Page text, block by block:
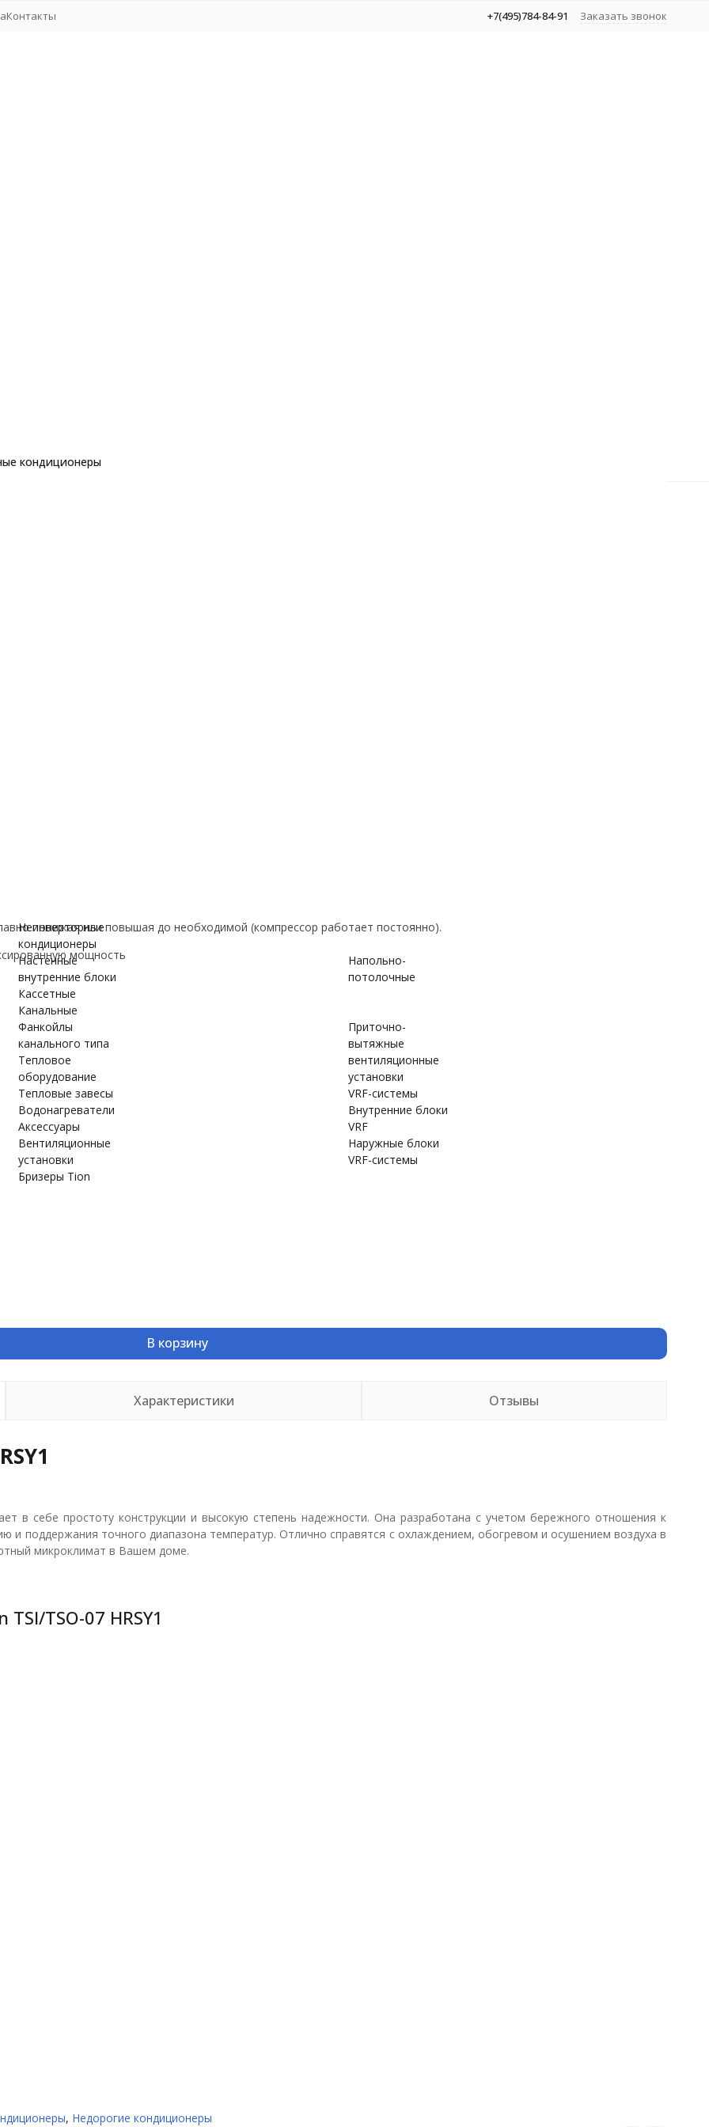
Контакты +7(495)784-84-91 Заказать звонок
кондиционеры
Неинверторные
кондиционеры
Настенные
внутренние блоки
Кассетные
Канальные
Напольно-
потолочные
Фанкойлы
канального типа
Тепловое
оборудование
Тепловые завесы
Водонагреватели
Аксессуары
Вентиляционные
установки
Бризеры Tion
Приточно-
вытяжные
вентиляционные
установки
VRF-системы
Внутренние блоки
VRF
Наружные блоки
VRF-системы
понижая или повышая до необходимой (компрессор работает постоянно).
мощность
В корзину
Характеристики Отзывы
в себе простоту конструкции и высокую степень надежности. Она разработана с учетом бережного отношения к
и поддержания точного диапазона температур. Отлично справятся с охлаждением, обогревом и осушением воздуха в
микроклимат в Вашем доме.
TSO-07 HRSY1
, Недорогие кондиционеры